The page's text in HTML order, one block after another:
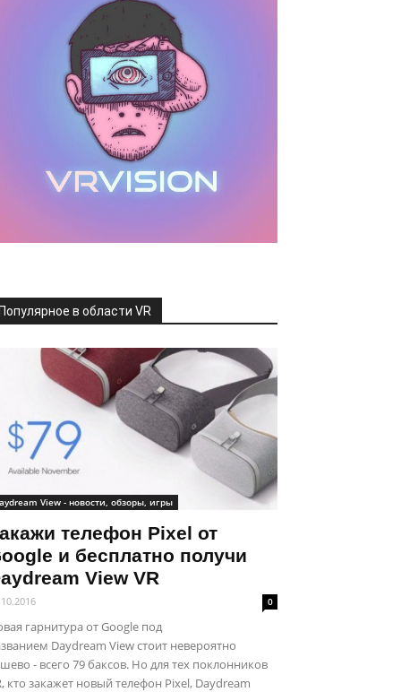
в области VR
View - новости, обзоры, игры
телефон Pixel от
и бесплатно получи
View VR
0
гарнитура от Google под
Daydream View стоит невероятно
- всего 79 баксов. Но для тех поклонников
кто закажет новый телефон Pixel, Daydream